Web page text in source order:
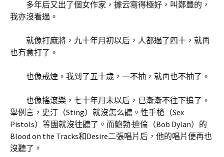
多年后又出了個女作家，據云寫得極好，叫鄭豐的，
我亦沒看過。
就像打麻將，九十年月初以后，人都過了四十，就再
也有意打了。
也像戒煙。我到了五十歲，一不抽，就再也不抽了。
也像搖滾樂，七十年月末以后，已漸漸不往下追了。
舉例言，史汀（Sting）就沒怎么聽。性手槍（Sex
Pistols）等團就沒往聽了。而鮑勃·迪倫（Bob Dylan）的
Blood on the Tracks和Desire二張唱片后，他的唱片便再也
沒聽了。